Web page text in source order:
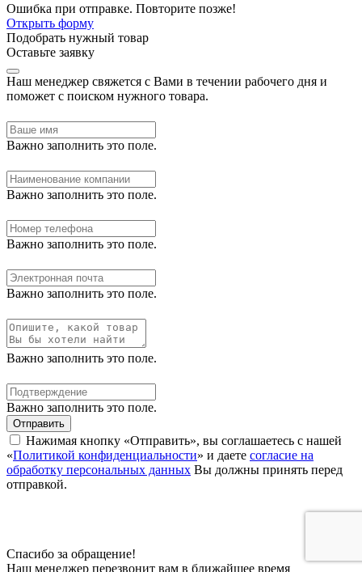
Ошибка при отправке. Повторите позже!
Открыть форму
Подобрать нужный товар
Оставьте заявку
Наш менеджер свяжется с Вами в течении рабочего дня и
поможет с поиском нужного товара.
Важно заполнить это поле.
Важно заполнить это поле.
Важно заполнить это поле.
Важно заполнить это поле.
Важно заполнить это поле.
Важно заполнить это поле.
Отправить
Нажимая кнопку «Отправить», вы соглашаетесь с нашей
«Политикой конфиденциальности» и даете согласие на
обработку персональных данных Вы должны принять перед
отправкой.
Спасибо за обращение!
Наш менеджер перезвонит вам в ближайшее время